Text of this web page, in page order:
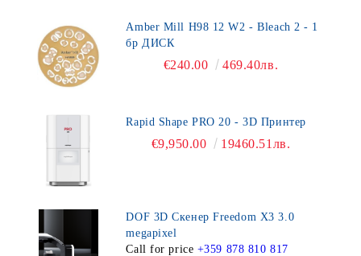
Amber Mill H98 12 W2 - Bleach 2 - 1
бр ДИСК
€240.00 469.40лв.
Rapid Shape PRO 20 - 3D Принтер
€9,950.00 19460.51лв.
DOF 3D Скенер Freedom X3 3.0
megapixel
Call for price +359 878 810 817